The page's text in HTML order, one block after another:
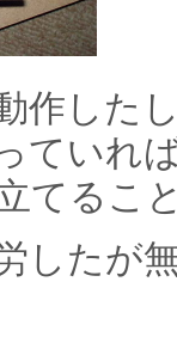
作した
ていれ
てるこ
したが